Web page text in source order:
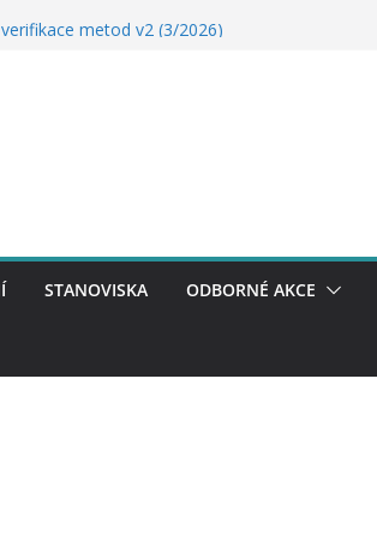
metod v2 (3/2026)
STANOVISKA ODBORNÉ AKCE